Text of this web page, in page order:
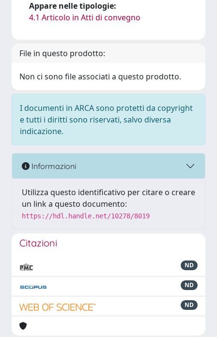
Appare nelle tipologie:
4.1 Articolo in Atti di convegno
File in questo prodotto:
Non ci sono file associati a questo prodotto.
I documenti in ARCA sono protetti da copyright
e tutti i diritti sono riservati, salvo diversa
indicazione.
Informazioni
Utilizza questo identificativo per citare o creare
un link a questo documento:
https://hdl.handle.net/10278/8019
Citazioni
ND
ND
ND